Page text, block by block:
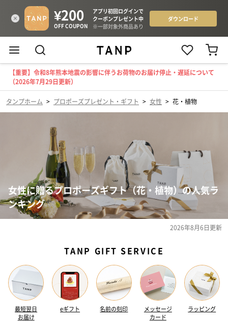
【重要】令和8年熊本地震の影響に伴うお荷物のお届け停止・遅延について
（2026年7月29日更新）
タンプホーム > プロポーズプレゼント・ギフト > 女性 > 花・植物
女性に贈るプロポーズギフト（花・植物）の人気ラ
ンキング
2026年8月6日更新
TANP GIFT SERVICE
最短翌日
お届け
eギフト 名前の刻印
メッセージ
カード
ラッピング